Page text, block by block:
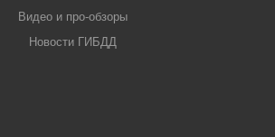
Видео и про-обзоры
Новости ГИБДД